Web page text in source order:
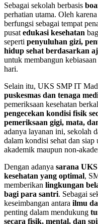
Sebagai sekolah berbasis
perhatian utama. Oleh
berfungsi sebagai tempat
pusat edukasi kesehatan
seperti penyuluhan gizi,
hidup sehat berdasarkan
untuk membangun
hari.
Selain itu, UKS SMP IT
puskesmas dan tenaga
pemeriksaan kesehatan
pengecekan kondisi fisik
pemeriksaan gigi, mata,
adanya layanan ini, sekolah
dalam kondisi sehat dan
akademik maupun non-
Dengan adanya sarana
kesehatan yang optimal,
memberikan lingkungan
bagi para santri. Sebagai
keseimbangan antara ilmu
penting dalam mendukung
secara fisik, mental, dan